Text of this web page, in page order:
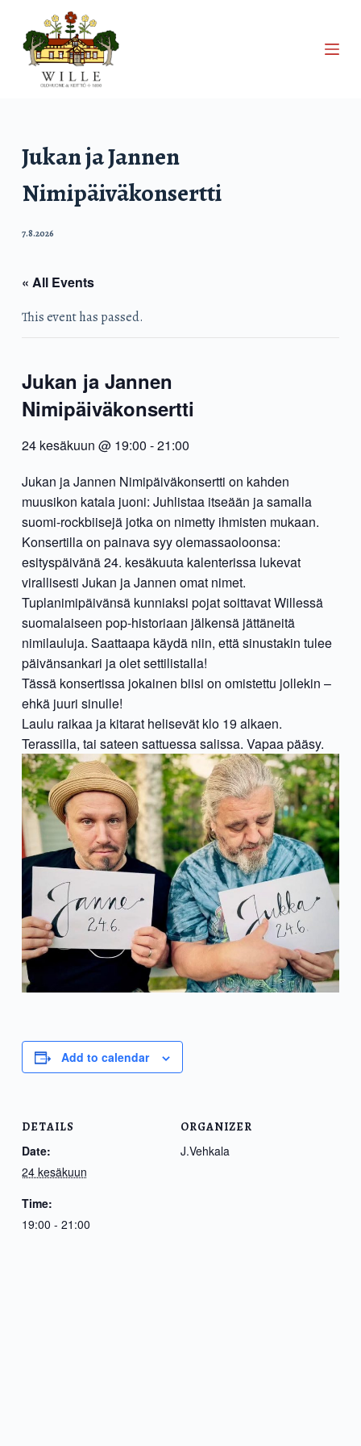
o
e
Jukan ja Jannen
Nimipäiväkonsertti
7.8.2026
« All Events
This event has passed.
Jukan ja Jannen
Nimipäiväkonsertti
24 kesäkuun @ 19:00 -21:00
Jukan ja Jannen Nimipäiväkonsertti on kahden
muusikon katala juoni: Juhlistaa itseään ja samalla
suomi-rockbiisejä jotka on nimetty ihmisten mukaan.
Konsertilla on painava syy olemassaoloonsa:
esityspäivänä 24. kesäkuuta kalenterissa lukevat
virallisesti Jukan ja Jannen omat nimet.
Tuplanimipäivänsä kunniaksi pojat soittavat Willessä
suomalaiseen pop-historiaan jälkensä jättäneitä
nimilauluja. Saattaapa käydä niin, että sinustakin tulee
päivänsankari ja olet settilistalla!
Tässä konsertissa jokainen biisi on omistettu jollekin –
ehkä juuri sinulle!
Laulu raikaa ja kitarat helisevät klo 19 alkaen.
Terassilla, tai sateen sattuessa salissa. Vapaa pääsy.
Add to calendar
DETAILS
Date:
24 kesäkuun
Time:
19:00 - 21:00
ORGANIZER
J.Vehkala